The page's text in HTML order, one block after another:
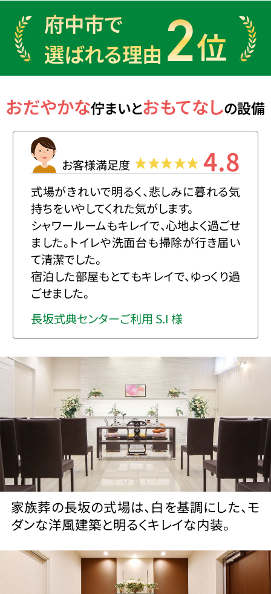
府中市で
選ばれる理由 2位
おだやかな佇まいとおもてなしの設備
お客様満足度 4.8
式場がきれいで明るく、悲しみに暮れる気
持ちをいやしてくれた気がします。
シャワールームもキレイで、心地よく過ごせ
ました。トイレや洗面台も掃除が行き届い
て清潔でした。
宿泊した部屋もとてもキレイで、ゆっくり過
ごせました。
長坂式典センターご利用 S.I 様
家族葬の長坂の式場は、白を基調にした、モ
ダンな洋風建築と明るくキレイな内装。